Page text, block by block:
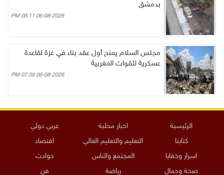
بدمشق
06-08-2026 08:11 PM
مجلس السلام يمنح أول عقد بناء في غزة لقاعدة
عسكرية للقوات المغربية
06-08-2026 07:39 PM
الرئيسية اخبار محلية
عربي دولي
كتابنا
التعليم والتعليم العالي
اقتصاد
اسرار وخفايا
المجتمع والناس
حوادث
صحة وجمال
رياضة فن